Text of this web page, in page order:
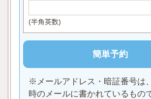
(半角英数)
※メールアドレス・暗証番号は
時のメールに書かれているもの